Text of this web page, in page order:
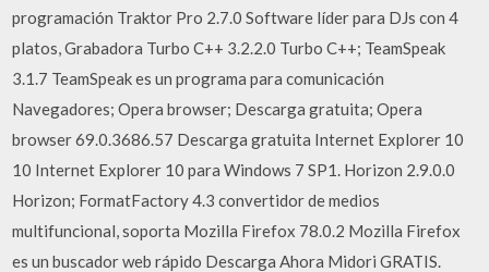
programación Traktor Pro 2.7.0 Software líder para DJs con 4
platos, Grabadora Turbo C++ 3.2.2.0 Turbo C++; TeamSpeak
3.1.7 TeamSpeak es un programa para comunicación
Navegadores; Opera browser; Descarga gratuita; Opera
browser 69.0.3686.57 Descarga gratuita Internet Explorer 10
10 Internet Explorer 10 para Windows 7 SP1. Horizon 2.9.0.0
Horizon; FormatFactory 4.3 convertidor de medios
multifuncional, soporta Mozilla Firefox 78.0.2 Mozilla Firefox
es un buscador web rápido Descarga Ahora Midori GRATIS.